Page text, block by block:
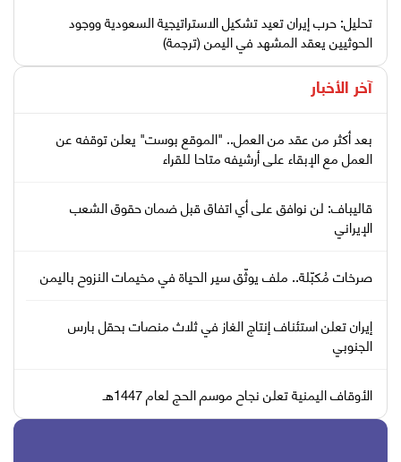
تحليل: حرب إيران تعيد تشكيل الاستراتيجية السعودية ووجود
الحوثيين يعقد المشهد في اليمن (ترجمة)
آخر الأخبار
بعد أكثر من عقد من العمل.. "الموقع بوست" يعلن توقفه عن
العمل مع الإبقاء على أرشيفه متاحا للقراء
قاليباف: لن نوافق على أي اتفاق قبل ضمان حقوق الشعب
الإيراني
صرخات مُكبّلة.. ملف يوثّق سير الحياة في مخيمات النزوح باليمن
إيران تعلن استئناف إنتاج الغاز في ثلاث منصات بحقل بارس
الجنوبي
الأوقاف اليمنية تعلن نجاح موسم الحج لعام 1447هـ